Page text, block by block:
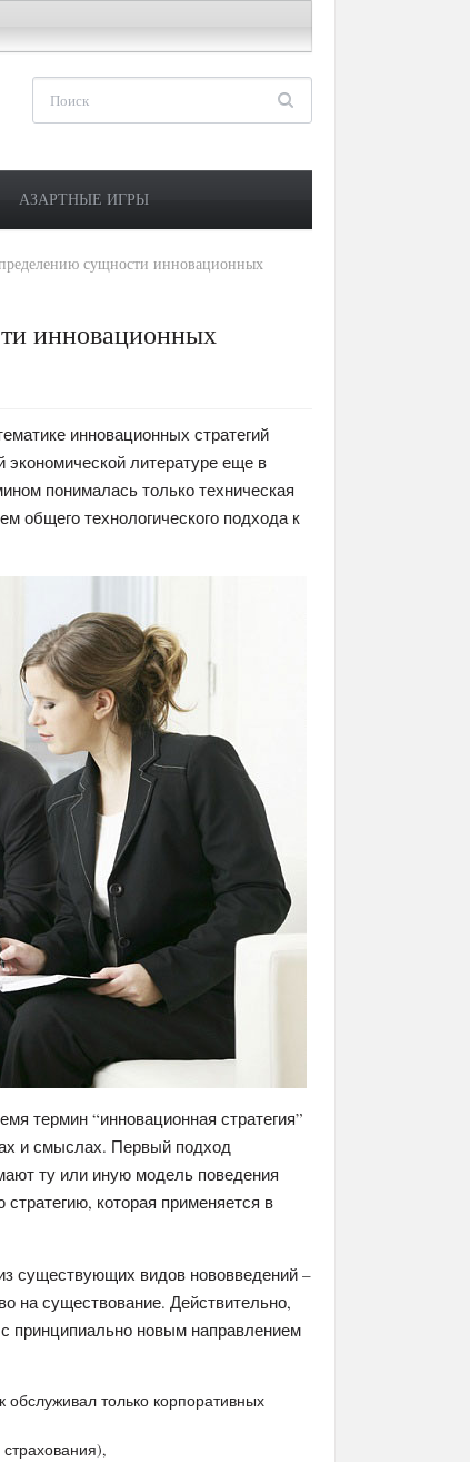
АЗАРТНЫЕ ИГРЫ
сущности инновационных
инновационных
инновационных стратегий
экономической литературе еще в
понималась только техническая
общего технологического подхода к
термин “инновационная стратегия”
и смыслах. Первый подход
ту или иную модель поведения
которая применяется в
существующих видов нововведений –
на существование. Действительно,
принципиально новым направлением
обслуживал только корпоративных
страхования),